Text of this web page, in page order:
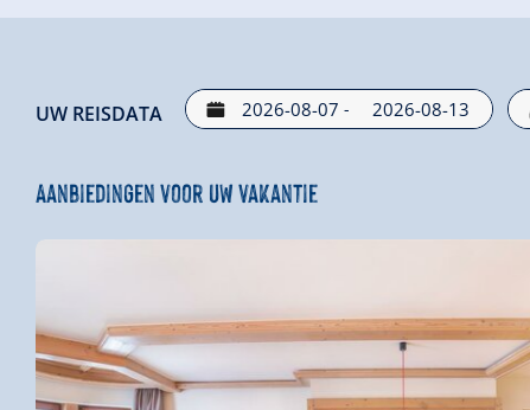
UW REISDATA -
Aanbiedingen voor uw vakantie